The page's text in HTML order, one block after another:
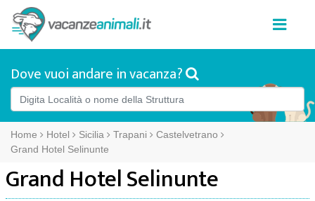
Dove vuoi andare in vacanza?
Home Hotel Sicilia Trapani
Castelvetrano
Grand Hotel Selinunte
Grand Hotel Selinunte